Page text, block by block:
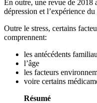
En outre, une revue de 2018
dépression et l’expérience
Outre le stress, certains
comprennent:
les antécédents
l’âge
les facteurs
voire certains
Résumé